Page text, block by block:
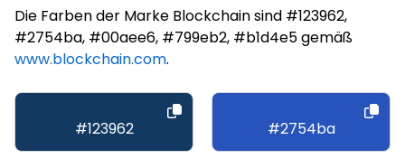
Die Farben der Marke Blockchain sind #123962,
#2754ba, #00aee6, #799eb2, #b1d4e5 gemäß
www.blockchain.com.
#123962 #2754ba